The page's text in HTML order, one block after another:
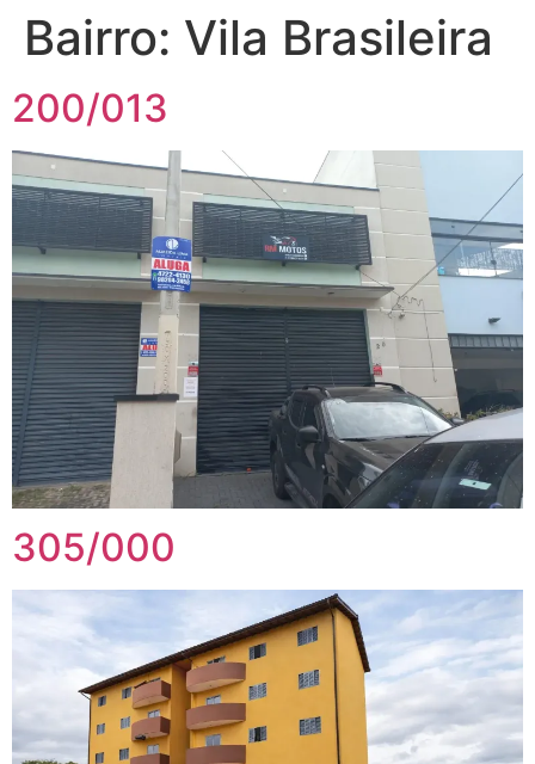
Bairro: Vila Brasileira
200/013
305/000